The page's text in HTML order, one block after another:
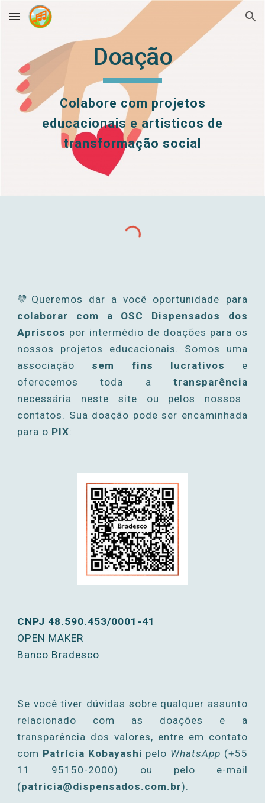
Skip to main content Skip to navigation
Doação
Colabore com projetos
educacionais e artísticos de
transformação social
💛 Queremos dar a você oportunidade para
colaborar com a OSC
Dispensados dos
Apriscos por intermédio de doações para os
nossos projetos educacionais.
Somos uma
associação sem fins lucrativos e
oferecemos toda a transparência
necessária neste site ou pelos nossos
contatos. Sua doação pode ser encaminhada
para o PIX:
CNPJ 48.590.453/0001-41
OPEN MAKER
Banco Bradesco
Se você tiver dúvidas sobre qualquer assunto
relacionado com as doações e a
transparência dos valores, entre em contato
com Patrícia Kobayashi pelo WhatsApp (+55
11 95150-2000)
ou pelo e-mail
(patricia@dispensados.com.br).